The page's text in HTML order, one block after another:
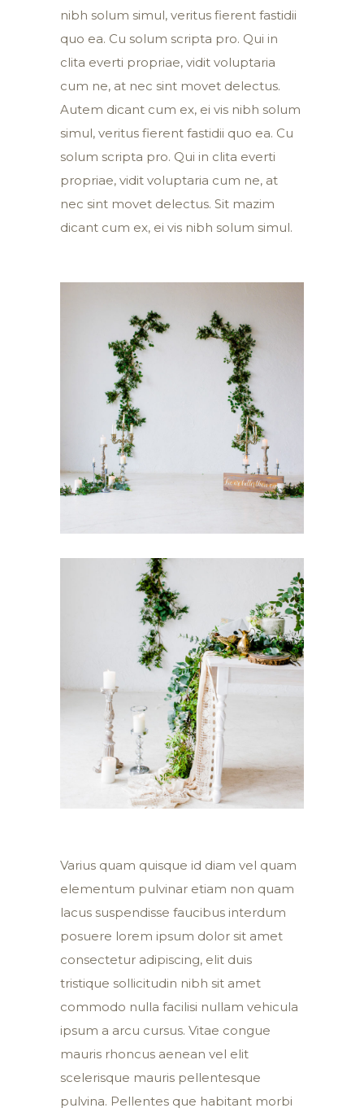
nibh solum simul, veritus fierent fastidii
quo ea. Cu solum scripta pro. Qui in
clita everti propriae, vidit voluptaria
cum ne, at nec sint movet delectus.
Autem dicant cum ex, ei vis nibh solum
simul, veritus fierent fastidii quo ea. Cu
solum scripta pro. Qui in clita everti
propriae, vidit voluptaria cum ne, at
nec sint movet delectus. Sit mazim
dicant cum ex, ei vis nibh solum simul.
Varius quam quisque id diam vel quam
elementum pulvinar etiam non quam
lacus suspendisse faucibus interdum
posuere lorem ipsum dolor sit amet
consectetur adipiscing, elit duis
tristique sollicitudin nibh sit amet
commodo nulla facilisi nullam vehicula
ipsum a arcu cursus. Vitae congue
mauris rhoncus aenean vel elit
scelerisque mauris pellentesque
pulvina. Pellentes que habitant morbi